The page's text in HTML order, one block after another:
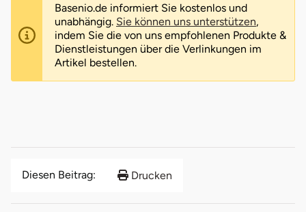
Basenio.de informiert Sie kostenlos und
unabhängig. Sie können uns unterstützen,
indem Sie die von uns empfohlenen Produkte &
Dienstleistungen über die Verlinkungen im
Artikel bestellen.
Diesen Beitrag: Drucken